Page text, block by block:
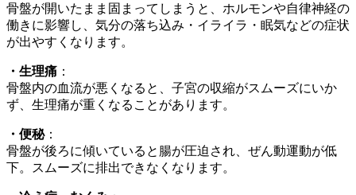
骨盤が開いたまま固まってしまうと、ホルモンや自律神経の
働きに影響し、気分の落ち込み・イライラ・眠気などの症状
が出やすくなります。
・生理痛 ：
骨盤内の血流が悪くなると、子宮の収縮がスムーズにいか
ず、生理痛が重くなることがあります。
・便秘：
骨盤が後ろに傾いていると腸が圧迫され、ぜん動運動が低
下。スムーズに排出できなくなります。